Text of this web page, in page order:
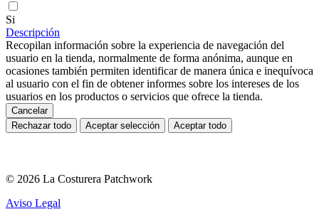
Si
Descripción
Recopilan información sobre la experiencia de navegación del
usuario en la tienda, normalmente de forma anónima, aunque en
ocasiones también permiten identificar de manera única e inequívoca
al usuario con el fin de obtener informes sobre los intereses de los
usuarios en los productos o servicios que ofrece la tienda.
Cancelar
Rechazar todo
Aceptar selección Aceptar todo
© 2026 La Costurera Patchwork
Aviso Legal